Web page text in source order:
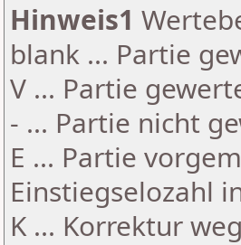
Hinweis1
blank ... Partie
V ... Partie
- ... Partie nicht
E ... Partie
Einstiegselozahl
K ... Korrektur